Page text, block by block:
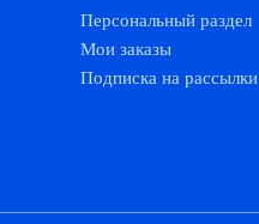
Персональный раздел
Мои заказы
Подписка на рассылки